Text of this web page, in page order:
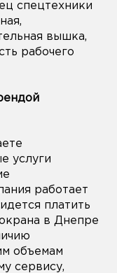
спецтехники
вышка,
рабочего
услуги
работает
платить
в Днепре
объемам
сервису,